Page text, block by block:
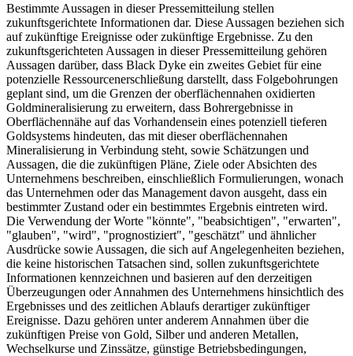
Bestimmte Aussagen in dieser Pressemitteilung stellen
zukunftsgerichtete Informationen dar. Diese Aussagen beziehen sich
auf zukünftige Ereignisse oder zukünftige Ergebnisse. Zu den
zukunftsgerichteten Aussagen in dieser Pressemitteilung gehören
Aussagen darüber, dass Black Dyke ein zweites Gebiet für eine
potenzielle Ressourcenerschließung darstellt, dass Folgebohrungen
geplant sind, um die Grenzen der oberflächennahen oxidierten
Goldmineralisierung zu erweitern, dass Bohrergebnisse in
Oberflächennähe auf das Vorhandensein eines potenziell tieferen
Goldsystems hindeuten, das mit dieser oberflächennahen
Mineralisierung in Verbindung steht, sowie Schätzungen und
Aussagen, die die zukünftigen Pläne, Ziele oder Absichten des
Unternehmens beschreiben, einschließlich Formulierungen, wonach
das Unternehmen oder das Management davon ausgeht, dass ein
bestimmter Zustand oder ein bestimmtes Ergebnis eintreten wird.
Die Verwendung der Worte "könnte", "beabsichtigen", "erwarten",
"glauben", "wird", "prognostiziert", "geschätzt" und ähnlicher
Ausdrücke sowie Aussagen, die sich auf Angelegenheiten beziehen,
die keine historischen Tatsachen sind, sollen zukunftsgerichtete
Informationen kennzeichnen und basieren auf den derzeitigen
Überzeugungen oder Annahmen des Unternehmens hinsichtlich des
Ergebnisses und des zeitlichen Ablaufs derartiger zukünftiger
Ereignisse. Dazu gehören unter anderem Annahmen über die
zukünftigen Preise von Gold, Silber und anderen Metallen,
Wechselkurse und Zinssätze, günstige Betriebsbedingungen,